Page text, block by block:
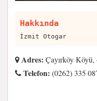
Hakkında
İzmit Otogar
Adres: Çayırköy
Telefon: (0262) 335